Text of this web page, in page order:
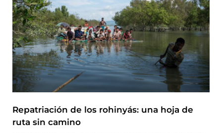
Repatriación de los rohinyás: una hoja de
ruta sin camino